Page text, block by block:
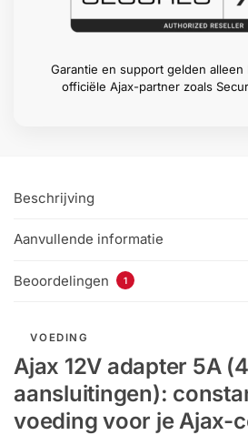
Garantie en support gelden alleen
officiële Ajax-partner zoals
Beschrijving
Aanvullende informatie
Beoordelingen 1
VOEDING
Ajax 12V adapter 5A (4
aansluitingen):
voeding voor je Ajax-